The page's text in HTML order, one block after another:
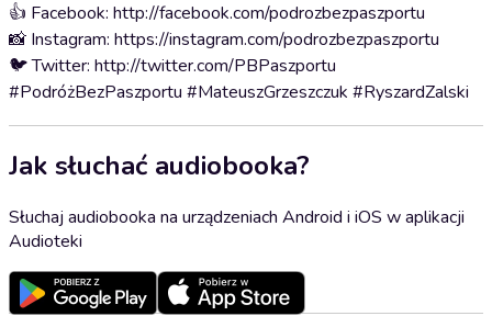
👍 Facebook: http://facebook.com/podrozbezpaszportu
📸 Instagram: https://instagram.com/podrozbezpaszportu
🐦 Twitter: http://twitter.com/PBPaszportu
#PodróżBezPaszportu #MateuszGrzeszczuk #RyszardZalski
Jak słuchać audiobooka?
Słuchaj audiobooka na urządzeniach Android i iOS w aplikacji
Audioteki